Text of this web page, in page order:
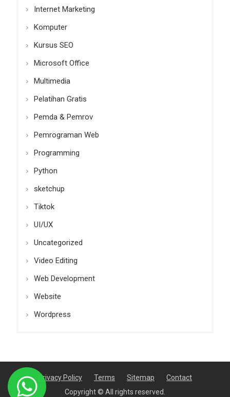
Internet Marketing
Komputer
Kursus SEO
Microsoft Office
Multimedia
Pelatihan Gratis
Pemda & Pemrov
Pemrograman Web
Programming
Python
sketchup
Tiktok
UI/UX
Uncategorized
Video Editing
Web Development
Website
Wordpress
Privacy Policy Terms Sitemap
Contact
Copyright © All rights reserved.